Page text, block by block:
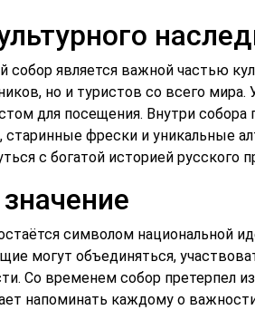
собор является важной частью
но и туристов со всего мира.
для посещения. Внутри
фрески и уникальные
с богатой историей русского
символом национальной
могут объединяться,
Со временем собор претерпел
напоминать каждому о